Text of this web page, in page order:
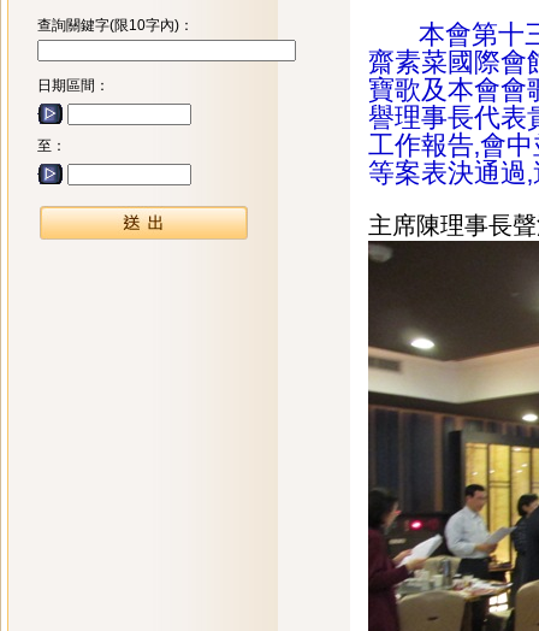
查詢關鍵字(限10字內)：
日期區間：
至：
本會第十三
齋素菜國際會
寶歌及本會會
譽理事長代表
工作報告‚會
等案表決通過
主席陳理事長